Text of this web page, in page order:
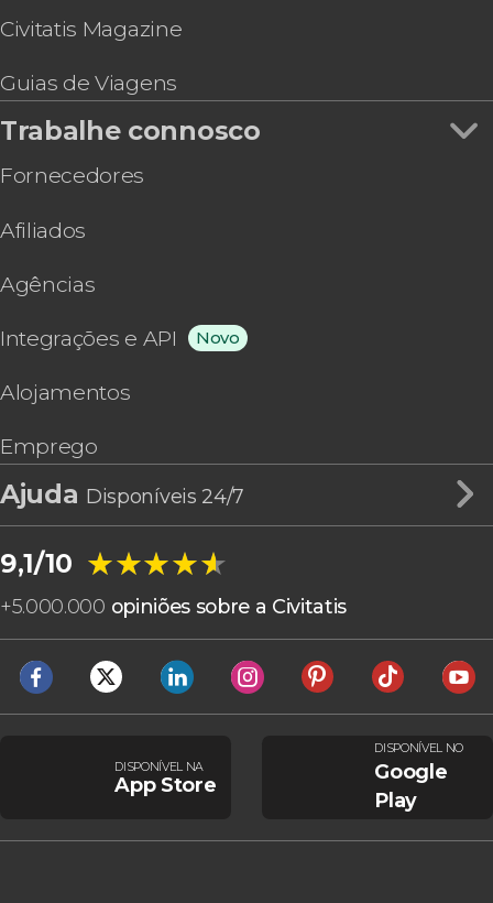
Civitatis Magazine
Guias de Viagens
Trabalhe connosco
Fornecedores
Afiliados
Agências
Integrações e API Novo
Alojamentos
Emprego
Ajuda Disponíveis 24/7
9,1/10 ★★★★★
★★★★★
+5.000.000 opiniões sobre a Civitatis
DISPONÍVEL NA
App Store
DISPONÍVEL NO
Google
Play